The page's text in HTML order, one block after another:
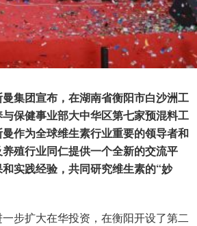
集团宣布，在湖南省衡阳市白沙洲工
保健事业部大中华区第七家预混料工
作为全球维生素行业重要的领导者和
殖行业同仁提供一个全新的交流平
实践经验，共同研究维生素的“妙
步扩大在华投资，在衡阳开设了第二